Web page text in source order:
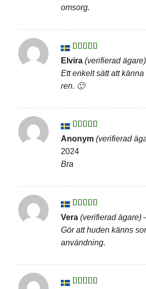
omsorg.
Betygsatt
4av 5
Elvira (verifierad ägare)
Ett enkelt sätt att
ren. 🙂
Betygsatt
4av 5
Anonym (verifierad
2024
Bra
Betygsatt
4av 5
Vera (verifierad ägare)
Gör att huden känns
användning.